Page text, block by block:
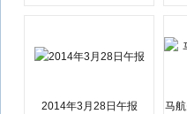
2014年3月28日午报 马